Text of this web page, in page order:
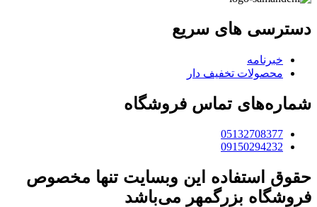
دسترسی های سریع
خبرنامه
محصولات تخفیف دار
شماره‌های تماس فروشگاه
05132708377
09150294232
حقوق استفاده این وبسایت تنها مخصوص
فروشگاه بزرگمهر می‌باشد